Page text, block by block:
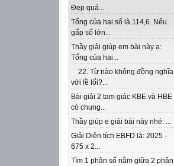
Đẹp quá...
Tổng của hai số là 114,6. Nếu
gấp số lớn...
Thầy giải giúp em bài này ạ:
Tổng của hai...
22. Từ nào không đồng nghĩa
với lề lối?...
Bài giải 2 tam giác KBE và HBE
có chung...
Thầy giúp e giải bài này nhé: ...
Giải Diện tích EBFD là: 2025 -
675 x 2...
Tìm 1 phân số nằm giữa 2 phân